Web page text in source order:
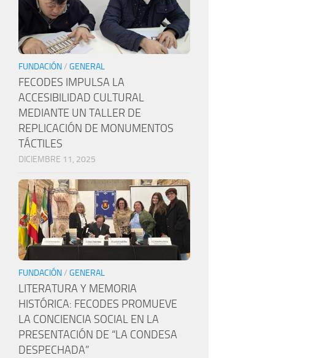
FUNDACIÓN/ GENERAL
FECODES IMPULSA LA
ACCESIBILIDAD CULTURAL
MEDIANTE UN TALLER DE
REPLICACIÓN DE MONUMENTOS
TÁCTILES
DICIEMBRE 11, 2025
FUNDACIÓN/ GENERAL
LITERATURA Y MEMORIA
HISTÓRICA: FECODES PROMUEVE
LA CONCIENCIA SOCIAL EN LA
PRESENTACIÓN DE “LA CONDESA
DESPECHADA”